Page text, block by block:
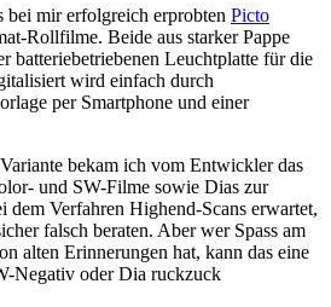
bei mir erfolgreich erprobten Picto
Rollfilme. Beide aus starker Pappe
batteriebetriebenen Leuchtplatte für die
wird einfach durch
per Smartphone und einer
bekam ich vom Entwickler das
und SW-Filme sowie Dias zur
dem Verfahren Highend-Scans erwartet,
falsch beraten. Aber wer Spass am
alten Erinnerungen hat, kann das eine
Negativ oder Dia ruckzuck